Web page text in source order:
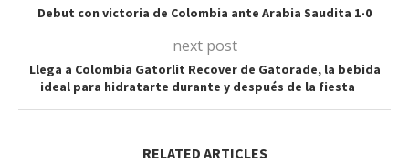
Debut con victoria de Colombia ante Arabia Saudita 1-0
next post
Llega a Colombia Gatorlit Recover de Gatorade, la bebida
ideal para hidratarte durante y después de la fiesta
RELATED ARTICLES